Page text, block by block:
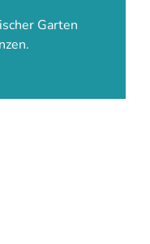
Garten